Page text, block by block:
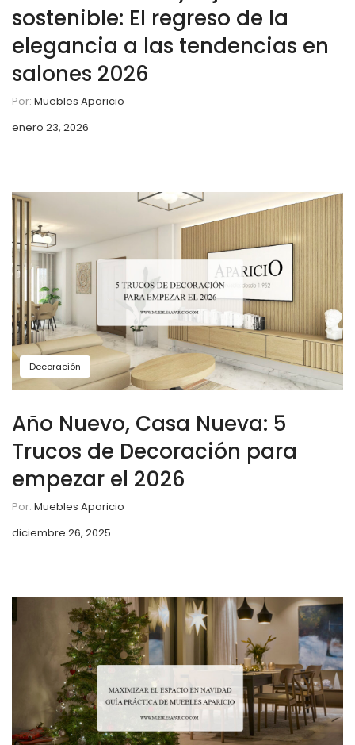
sostenible: El regreso de la
elegancia a las tendencias en
salones 2026
Por: Muebles Aparicio
enero 23, 2026
Decoración
Año Nuevo, Casa Nueva: 5
Trucos de Decoración para
empezar el 2026
Por: Muebles Aparicio
diciembre 26, 2025